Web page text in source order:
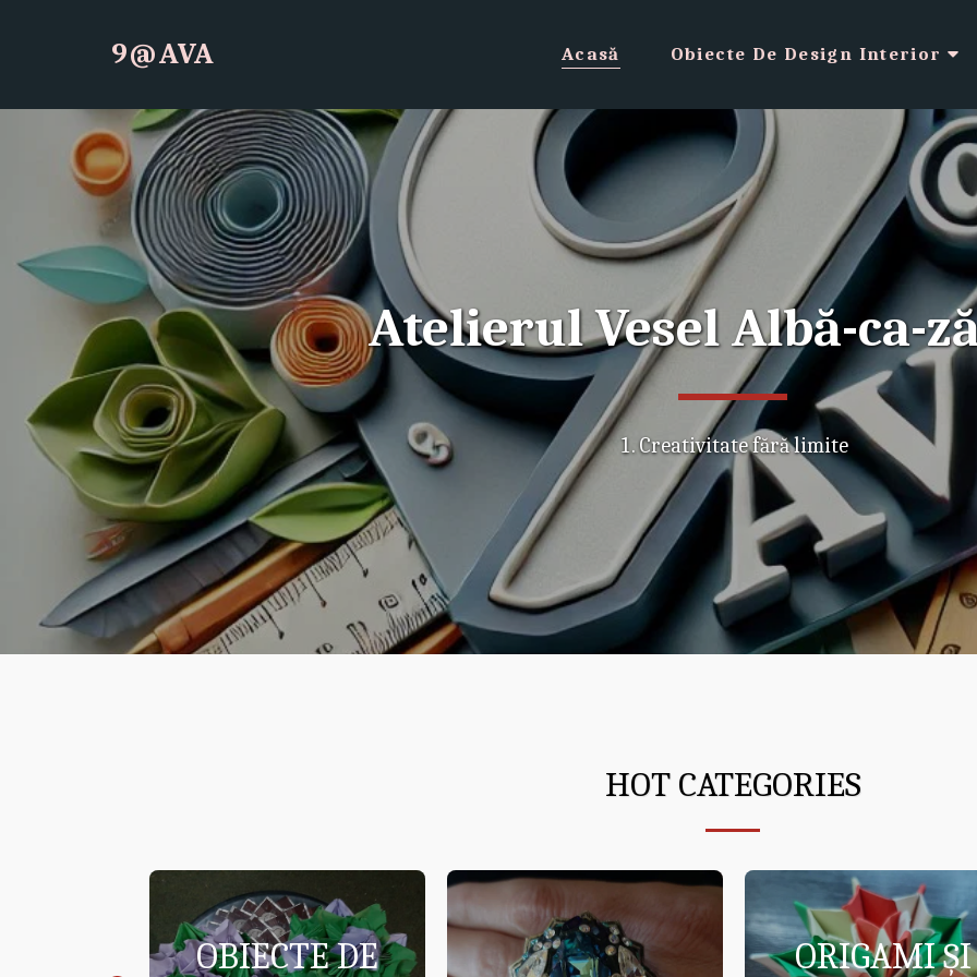
9@AVA Acasă Obiecte De Design Interior
Atelierul Vesel Albă-ca-
Creativitate fără limite
HOT CATEGORIES
OBIECTE DE
ORIGAMI ȘI